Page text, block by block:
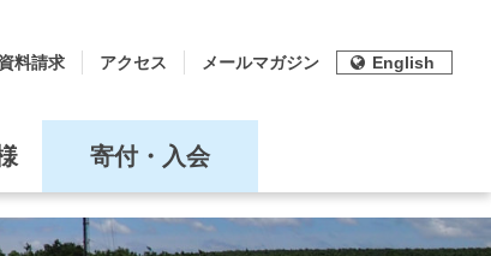
寄付・入会
料請求 アクセス メールマガジン English